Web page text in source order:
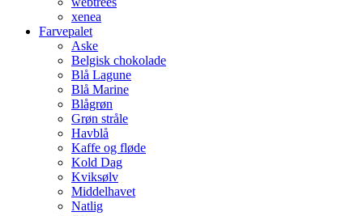
xenea
Farvepalet
Aske
Belgisk chokolade
Blå Lagune
Blå Marine
Blågrøn
Grøn stråle
Havblå
Kaffe og fløde
Kold Dag
Kviksølv
Middelhavet
Natlig